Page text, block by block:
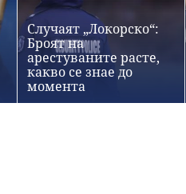
Случаят „Локорско“:
Броят на
арестуваните расте,
какво се знае до
момента